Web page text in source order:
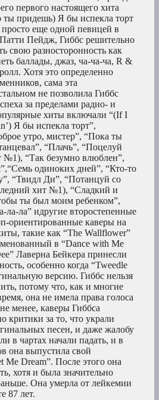
первого настоящего хита
ты придешь) Я бы испекла торт
еще одной певицей в
Пейдж, Гиббс решительно
свою разносторонность как
баллады, джаз, ча-ча-ча, R &
Хотя это определенно
сама эта
не позволила Гиббс
за пределами радио- и
хиты включали “(If I
Я бы испекла торт”,
утро, мистер”, “Пока ты
“Плачь”, “Поцелуй
№1), “Так безумно влюблен”,
одиноких дней”, “Кто-то
“Твидл Ди”, “Потанцуй со
хит №1), “Сладкий и
ты был моим ребенком”,
ла-ла” идругие второстепенные
ориентированные каверы на
такие как “The Wallflower”
в “Dance with Me
Лаверна Бейкера принесли
особенно когда “Tweedle
версию. Гиббс нельзя
потому что, как и многие
она не имела права голоса
менее, каверы Гиббса
критики за то, что украли
песен, и даже жалобу
в чартах начали падать, и в
она выпустила свой
Me Dream”. После этого она
хотя и была значительно
Она умерла от лейкемии
87 лет.